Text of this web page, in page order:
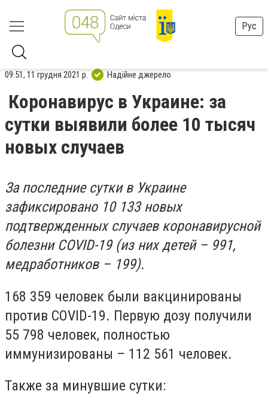
Рус
09:51, 11 грудня 2021 р. Надійне джерело
Коронавирус в Украине: за
сутки выявили более 10 тысяч
новых случаев
За последние сутки в Украине
зафиксировано 10 133 новых
подтвержденных случаев коронавирусной
болезни COVID-19 (из них детей – 991,
медработников – 199).
168 359 человек были вакцинированы
против COVID-19. Первую дозу получили
55 798 человек, полностью
иммунизированы – 112 561 человек.
Также за минувшие сутки: